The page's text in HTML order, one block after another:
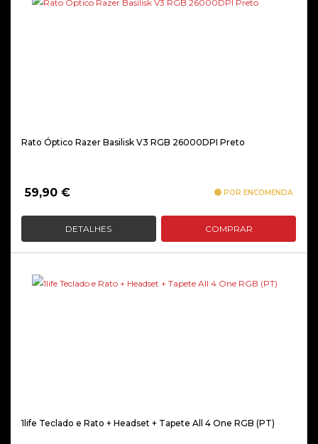
Rato Óptico Razer Basilisk V3 RGB 26000DPI Preto
59,90 € POR ENCOMENDA
DETALHES COMPRAR
1life Teclado e Rato + Headset + Tapete All 4 One RGB (PT)